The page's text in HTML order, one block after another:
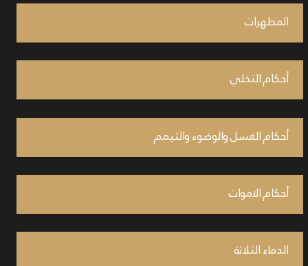
المطهرات
أحكام التخلي
أحكام الغسل والوضوء والتيمم
أحكام الاموات
الدماء الثلاثة